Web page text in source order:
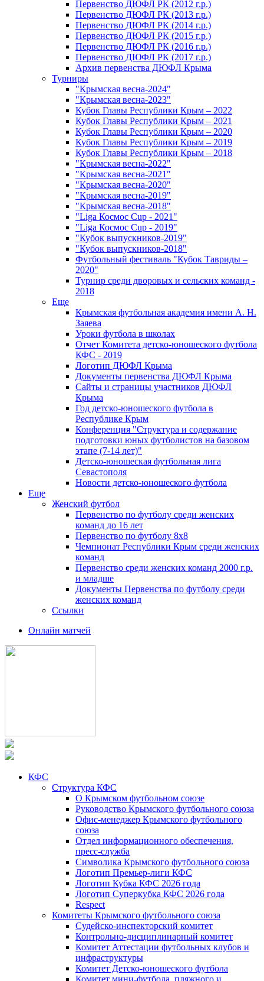
Первенство ДЮФЛ РК (2012 г.р.)
Первенство ДЮФЛ РК (2013 г.р.)
Первенство ДЮФЛ РК (2014 г.р.)
Первенство ДЮФЛ РК (2015 г.р.)
Первенство ДЮФЛ РК (2016 г.р.)
Первенство ДЮФЛ РК (2017 г.р.)
Архив первенства ДЮФЛ Крыма
Турниры
"Крымская весна-2024"
"Крымская весна-2023"
Кубок Главы Республики Крым – 2022
Кубок Главы Республики Крым – 2021
Кубок Главы Республики Крым – 2020
Кубок Главы Республики Крым – 2019
Кубок Главы Республики Крым – 2018
"Крымская весна-2022"
"Крымская весна-2021"
"Крымская весна-2020"
"Крымская весна-2019"
"Крымская весна-2018"
"Liga Космос Cup - 2021"
"Liga Космос Cup - 2019"
"Кубок выпускников-2019"
"Кубок выпускников-2018"
Футбольный фестиваль "Кубок Тавриды –
2020"
Турнир среди дворовых и сельских команд -
2018
Еще
Крымская футбольная академия имени А. Н.
Заяева
Уроки футбола в школах
Отчет Комитета детско-юношеского футбола
КФС - 2019
Логотип ДЮФЛ Крыма
Документы первенства ДЮФЛ Крыма
Сайты и страницы участников ДЮФЛ
Крыма
Год детско-юношеского футбола в
Республике Крым
Конференция "Структура и содержание
подготовки юных футболистов на базовом
этапе (7-14 лет)"
Детско-юношеская футбольная лига
Севастополя
Новости детско-юношеского футбола
Еще
Женский футбол
Первенство по футболу среди женских
команд до 16 лет
Первенство по футболу 8х8
Чемпионат Республики Крым среди женских
команд
Первенство среди женских команд 2000 г.р.
и младше
Документы Первенства по футболу среди
женских команд
Ссылки
Онлайн матчей
КФС
Структура КФС
О Крымском футбольном союзе
Руководство Крымского футбольного союза
Офис-менеджер Крымского футбольного
союза
Отдел информационного обеспечения,
пресс-служба
Символика Крымского футбольного союза
Логотип Премьер-лиги КФС
Логотип Кубка КФС 2026 года
Логотип Суперкубка КФС 2026 года
Respect
Комитеты Крымского футбольного союза
Судейско-инспекторский комитет
Контрольно-дисциплинарный комитет
Комитет Аттестации футбольных клубов и
инфраструктуры
Комитет Детско-юношеского футбола
Комитет мини-футбола, пляжного и